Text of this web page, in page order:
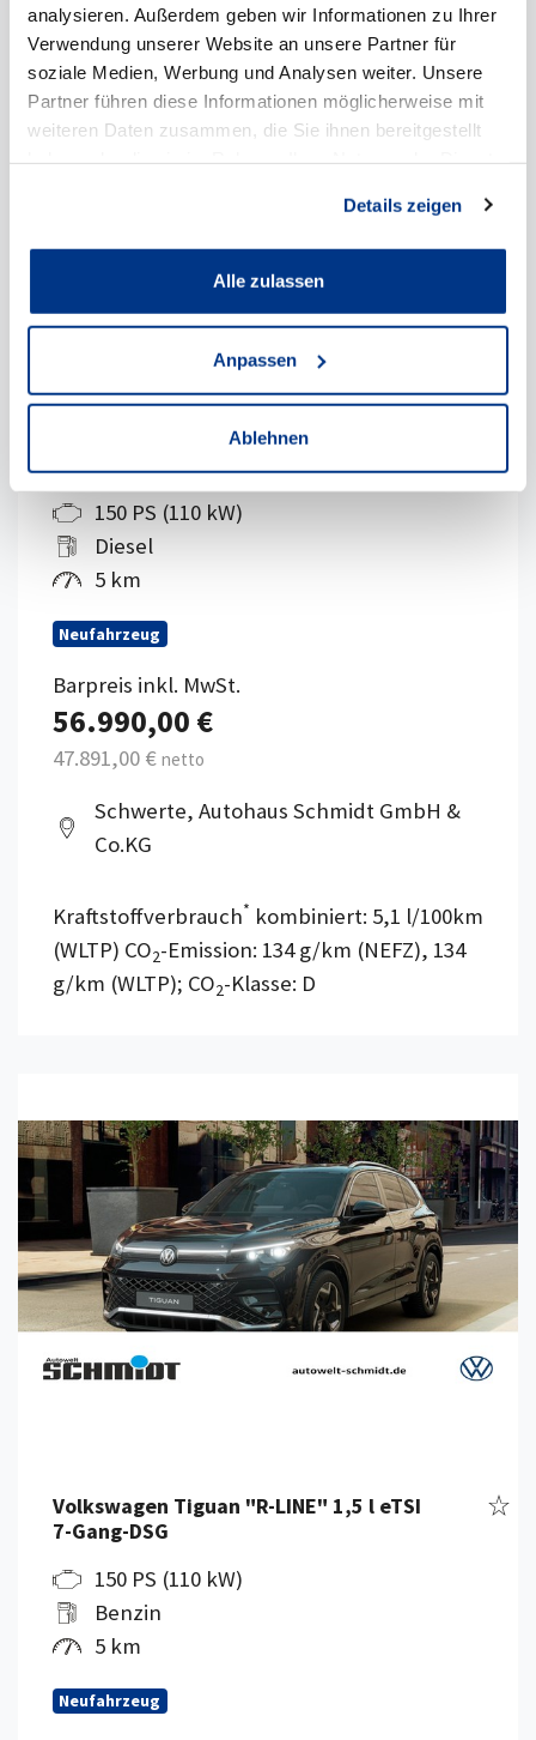
analysieren. Außerdem geben wir Informationen zu Ihrer
Verwendung unserer Website an unsere Partner für
soziale Medien, Werbung und Analysen weiter. Unsere
Partner führen diese Informationen möglicherweise mit
weiteren Daten zusammen, die Sie ihnen bereitgestellt
Details zeigen
Alle zulassen
Anpassen
Ablehnen
Details anzeigen
Volkswagen Passat "R-LINE" 2,0 l TDI
7-Gang-DSG
150 PS (110 kW)
Diesel
5 km
Neufahrzeug
Barpreis inkl. MwSt.
56.990,00 €
47.891,00 € netto
Schwerte, Autohaus Schmidt GmbH &
Co.KG
Kraftstoffverbrauch* kombiniert: 5,1 l/100km
(WLTP) CO2-Emission: 134 g/km (NEFZ), 134
g/km (WLTP); CO2-Klasse: D
Volkswagen Tiguan "R-LINE" 1,5 l eTSI
7-Gang-DSG
150 PS (110 kW)
Benzin
5 km
Neufahrzeug